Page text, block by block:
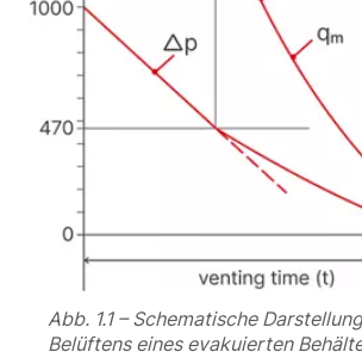
Abb. 1.1 – Schematische
Belüftens eines evakuierten